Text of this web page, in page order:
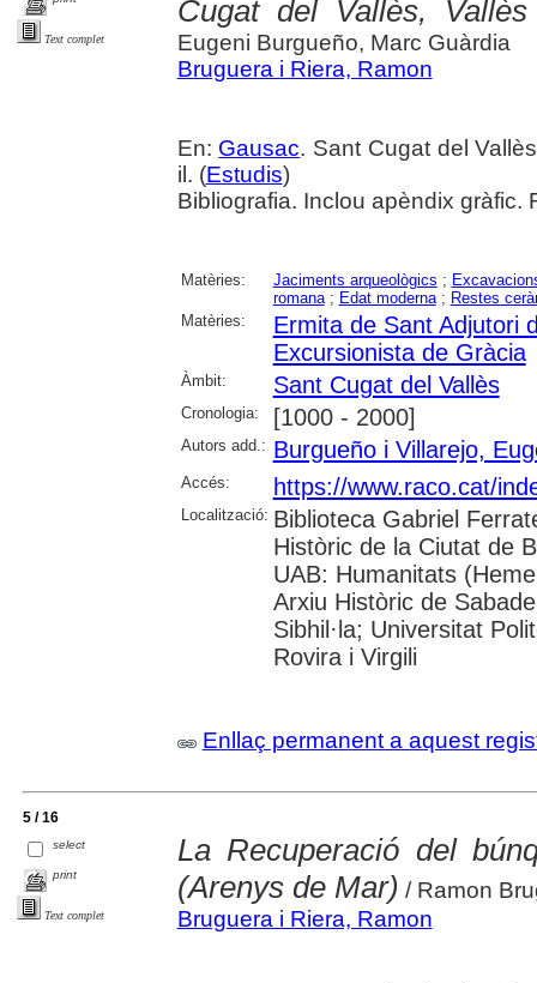
Text complet
Cugat del Vallès, Vallès
Eugeni Burgueño, Marc Guàrdia
Bruguera i Riera, Ramon
En: Gausac. Sant Cugat del
il. (Estudis)
Bibliografia. Inclou apèndix gràfic.
Matèries: Jaciments arqueològics ;
romana; Edat moderna; Restes
Matèries:
Ermita de Sant Adjutori
Excursionista de Gràcia
Àmbit: Sant Cugat del Vallès
Cronologia: [1000 - 2000]
Autors add.: Burgueño i Villarejo,
Accés: https://www.raco.cat/
Localització: Biblioteca Gabriel
Històric de la Ciutat de
UAB: Humanitats
Arxiu Històric de
Sibhil·la; Universitat
Rovira i Virgili
Enllaç permanent a aquest
5 / 16
select
print
Text complet
La Recuperació del
(Arenys de Mar) / Ramon
Bruguera i Riera, Ramon